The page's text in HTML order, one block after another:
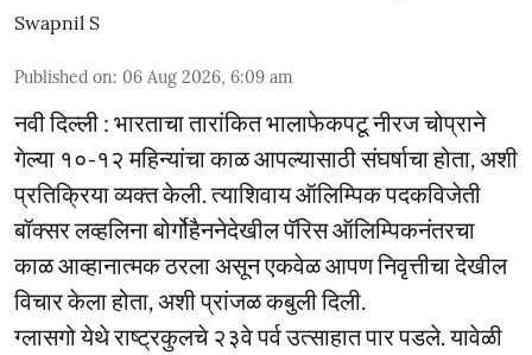
Swapnil S
Published on: 06 Aug 2026, 6:09 am
नवी दिल्ली : भारताचा तारांकित भालाफेकपटू नीरज चोप्राने
गेल्या १०-१२ महिन्यांचा काळ आपल्यासाठी संघर्षाचा होता, अशी
प्रतिक्रिया व्यक्त केली. त्याशिवाय ऑलिम्पिक पदकविजेती
बॉक्सर लव्हलिना बोर्गोहैननेदेखील पॅरिस ऑलिम्पिकनंतरचा
काळ आव्हानात्मक ठरला असून एकवेळ आपण निवृत्तीचा देखील
विचार केला होता, अशी प्रांजळ कबुली दिली.
ग्लासगो येथे राष्ट्रकुलचे २३वे पर्व उत्साहात पार पडले. यावेळी